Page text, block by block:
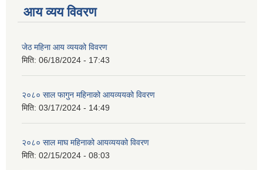
आय व्यय विवरण
जेठ महिना आय व्ययको विवरण
मिति: 06/18/2024 - 17:43
२०८० साल फागुन महिनाको आयव्ययको विवरण
मिति: 03/17/2024 - 14:49
२०८० साल माघ महिनाको आयव्ययको विवरण
मिति: 02/15/2024 - 08:03